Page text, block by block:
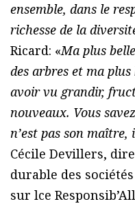
ensemble, dans le
richesse de la
Ricard: «Ma plus
des arbres et ma plus
avoir vu grandir,
nouveaux. Vous
n’est pas son
Cécile Devillers,
durable des
sur lce